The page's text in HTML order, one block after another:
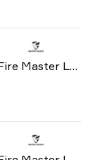
eFire Master League: North America season 2 2020